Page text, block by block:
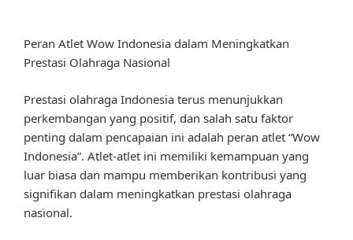
Peran Atlet Wow Indonesia dalam Meningkatkan
Prestasi Olahraga Nasional
Prestasi olahraga Indonesia terus menunjukkan
perkembangan yang positif, dan salah satu faktor
penting dalam pencapaian ini adalah peran atlet “Wow
Indonesia”. Atlet-atlet ini memiliki kemampuan yang
luar biasa dan mampu memberikan kontribusi yang
signifikan dalam meningkatkan prestasi olahraga
nasional.